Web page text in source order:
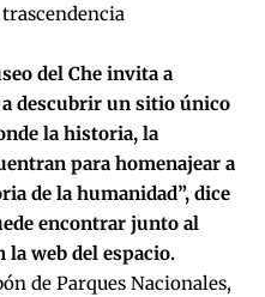
del Che invita a
descubrir un sitio único
la historia, la
para homenajear a
de la humanidad”, dice
encontrar junto al
la web del espacio.
de Parques Nacionales,